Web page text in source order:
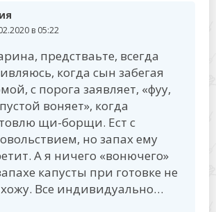
в 05:22
предстваьте, всегда
когда сын забегая
с порога заявляет, «фуу,
воняет», когда
щи-борщи. Ест с
но запах ему
А я ничего «вонючего»
капусты при готовке не
Все индивидуально…